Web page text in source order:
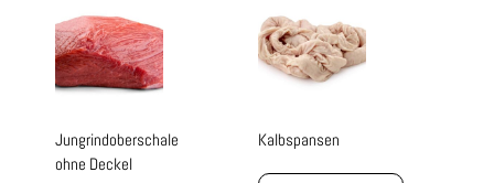
Jungrindoberschale
ohne Deckel
Kalbspansen